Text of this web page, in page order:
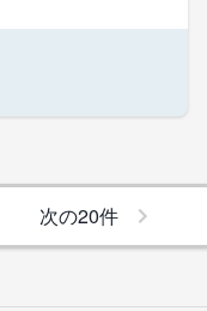
次の20件